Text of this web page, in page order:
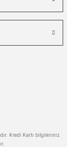
Kredi Kartı bilgileriniz